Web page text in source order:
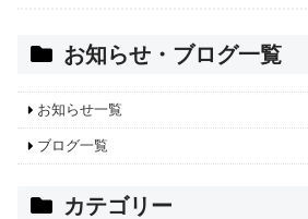
お知らせ・ブログ一覧
お知らせ一覧
ブログ一覧
カテゴリー